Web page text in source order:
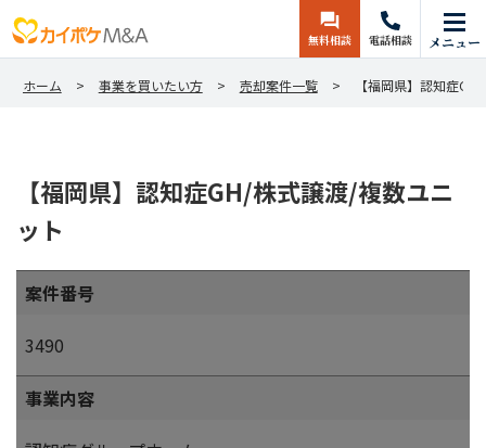
無料相談 電話相談 メニュー
ホーム 事業を買いたい方 売却案件一覧 【福岡県】認知症
【福岡県】認知症GH/株式譲渡/複数ユニ
ット
案件番号
3490
事業内容